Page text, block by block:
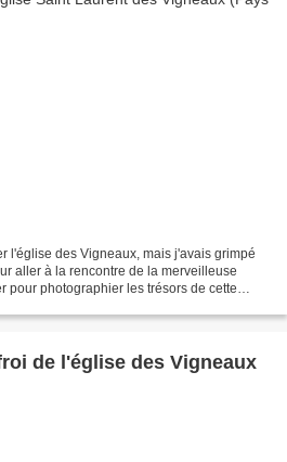
l'église des Vigneaux, mais j'avais grimpé
aller à la rencontre de la merveilleuse
pour photographier les trésors de cette
de l'église des Vigneaux